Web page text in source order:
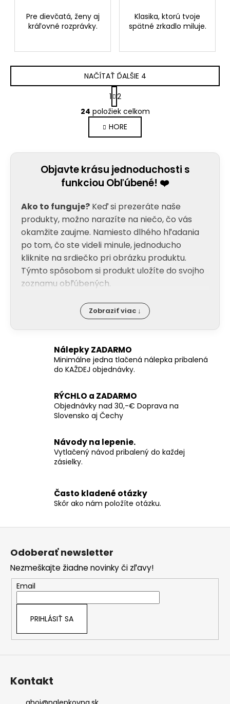
Pre dievčatá, ženy aj
kráľovné rozprávky.
Klasika, ktorú tvoje
spätné zrkadlo miluje.
O
v
l
á
d
c
i
p
r
v
k
y
v
ý
s
u
NAČÍTAŤ ĎALŠIE 4
S
t
r
á
n
k
o
a
n
i
1 2
24 položiek celkom
HORE
Objavte krásu jednoduchosti s
funkciou Obľúbené! ❤️
Ako to funguje? Keď si prezeráte naše
produkty, možno narazíte na niečo, čo vás
okamžite zaujme. Namiesto dlhého hľadania
po tom, čo ste videli minule, jednoducho
kliknite na srdiečko pri obrázku produktu.
Týmto spôsobom si produkt uložíte do svojho
zoznamu obľúbených.
Zobraziť viac ↓
Nálepky ZADARMO
Minimálne jedna tlačená nálepka pribalená
do KAŽDEJ objednávky.
RÝCHLO a ZADARMO
Objednávky nad 30,-€ Doprava na
Slovensko aj Čechy
Návody na lepenie.
Vytlačený návod pribalený do každej
zásielky.
Často kladené otázky
Skôr ako nám položíte otázku.
Odoberať newsletter
Nezmeškajte žiadne novinky či zľavy!
Email
PRIHLÁSIŤ SA
Kontakt